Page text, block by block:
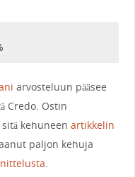
arvosteluun pääsee
Credo. Ostin
kehuneen artikkelin
paljon kehuja